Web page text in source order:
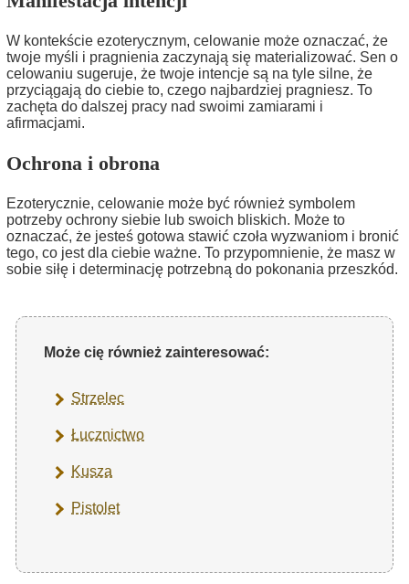
W kontekście ezoterycznym, celowanie może oznaczać, że
twoje myśli i pragnienia zaczynają się materializować. Sen o
celowaniu sugeruje, że twoje intencje są na tyle silne, że
przyciągają do ciebie to, czego najbardziej pragniesz. To
zachęta do dalszej pracy nad swoimi zamiarami i
afirmacjami.
Ochrona i obrona
Ezoterycznie, celowanie może być również symbolem
potrzeby ochrony siebie lub swoich bliskich. Może to
oznaczać, że jesteś gotowa stawić czoła wyzwaniom i bronić
tego, co jest dla ciebie ważne. To przypomnienie, że masz w
sobie siłę i determinację potrzebną do pokonania przeszkód.
Może cię również zainteresować:
Strzelec
Łucznictwo
Kusza
Pistolet